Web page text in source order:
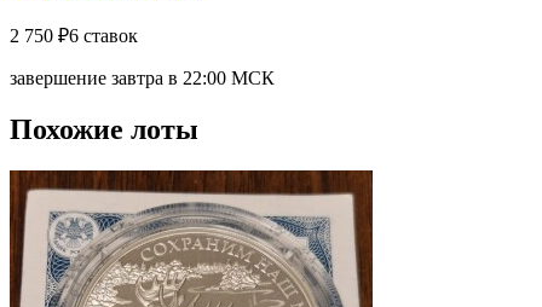
2 750 ₽6 ставок
завершение завтра в 22:00 МСК
Похожие лоты